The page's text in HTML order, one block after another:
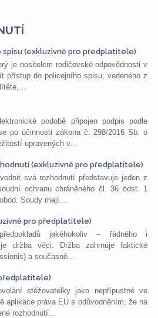
(exkluzivně pro předplatitele)
je nositelem rodičovské odpovědnosti v
přístup do policejního spisu, vedeného z
podobě připojen podpis podle
po účinnosti zákona č. 298/2016 Sb. o
upravených v...
(exkluzivně pro předplatitele)
svá rozhodnutí představuje jeden z
ochranu chráněného čl. 36 odst. 1
Soudy mají...
pro předplatitele)
jakéhokoliv – řádného i
držba věci. Držba zahrnuje faktické
a současně...
stěžovatelky jako nepřípustné ve
aplikace práva EU s odůvodněním, že na
rozhodnutí...